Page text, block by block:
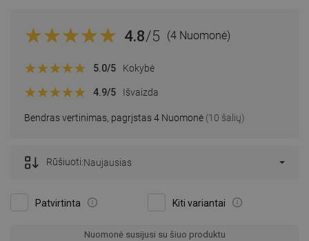
4.8/5 (4 Nuomonė)
Bendras vertinimas, pagrįstas 4 Nuomonė (10 šalių)
5.0/5 Kokybė
4.9/5 Išvaizda
Patvirtinta Kiti variantai
Rūšiuoti:Naujausias
Nuomonė susijusi su šiuo produktu